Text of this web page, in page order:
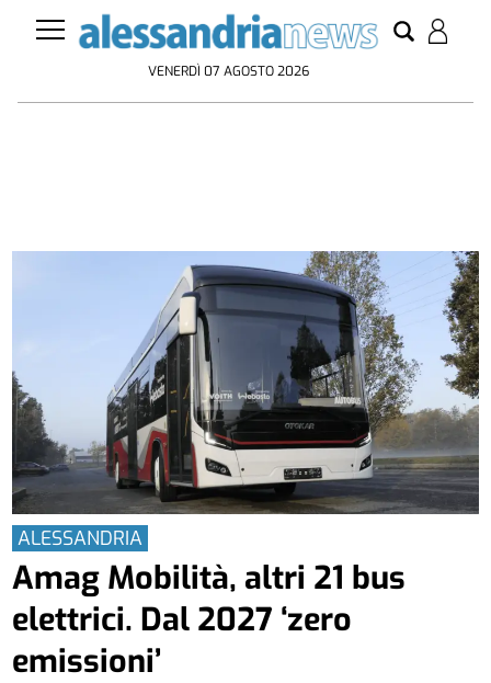
VENERDÌ 07 AGOSTO 2026
ALESSANDRIA
Amag Mobilità, altri 21 bus
elettrici. Dal 2027 ‘zero
emissioni’